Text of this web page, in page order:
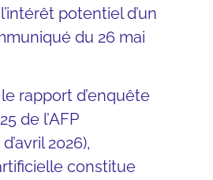
potentiel d’un
du 26 mai
rapport d’enquête
de l’AFP
2026),
constitue